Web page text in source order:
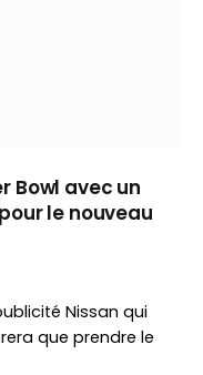
Bowl avec un
le nouveau
Nissan qui
que prendre le